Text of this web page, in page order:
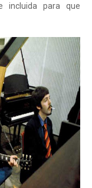
incluida para que